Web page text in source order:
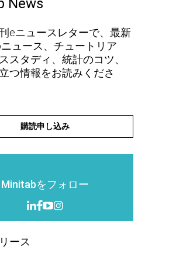
eニュースレターで、最新
ュース、チュートリア
スタディ、統計のコツ、
つ情報をお読みくださ
購読申し込み
Minitabをフォロー
ース